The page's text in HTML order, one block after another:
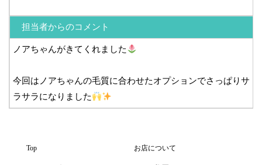
担当者からのコメント
ノアちゃんがきてくれました
今回はノアちゃんの毛質に合わせたオプションでさっぱりサ
ラサラになりました
Top お店について